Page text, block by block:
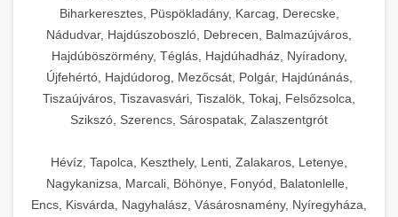
Biharkeresztes, Püspökladány, Karcag, Derecske,
Nádudvar, Hajdúszoboszló, Debrecen, Balmazújváros,
Hajdúböszörmény, Téglás, Hajdúhadház, Nyíradony,
Újfehértó, Hajdúdorog, Mezőcsát, Polgár, Hajdúnánás,
Tiszaújváros, Tiszavasvári, Tiszalök, Tokaj, Felsőzsolca,
Szikszó, Szerencs, Sárospatak, Zalaszentgrót
Hévíz, Tapolca, Keszthely, Lenti, Zalakaros, Letenye,
Nagykanizsa, Marcali, Böhönye, Fonyód, Balatonlelle,
Encs, Kisvárda, Nagyhalász, Vásárosnamény, Nyíregyháza,